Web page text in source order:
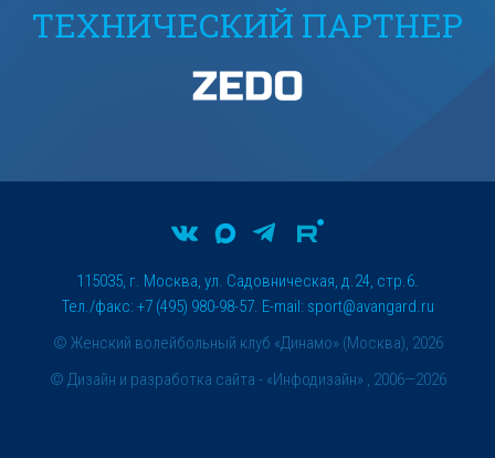
ТЕХНИЧЕСКИЙ ПАРТНЕР
© Женский волейбольный клуб «Динамо» (Москва), 2026
115035, г. Москва, ул. Садовническая, д.24, стр.6.
Тел./факс: +7 (495) 980-98-57. E-mail: sport@avangard.ru
© Дизайн и разработка сайта - «Инфодизайн» , 2006—2026